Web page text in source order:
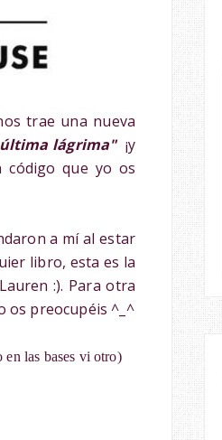
trae una nueva
lágrima" ¡y
código que yo os
a mí al estar
libro, esta es la
:). Para otra
os preocupéis ^_^
las bases vi otro)